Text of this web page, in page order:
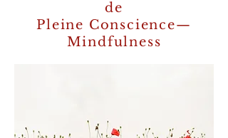
de
Pleine Conscience—
Mindfulness